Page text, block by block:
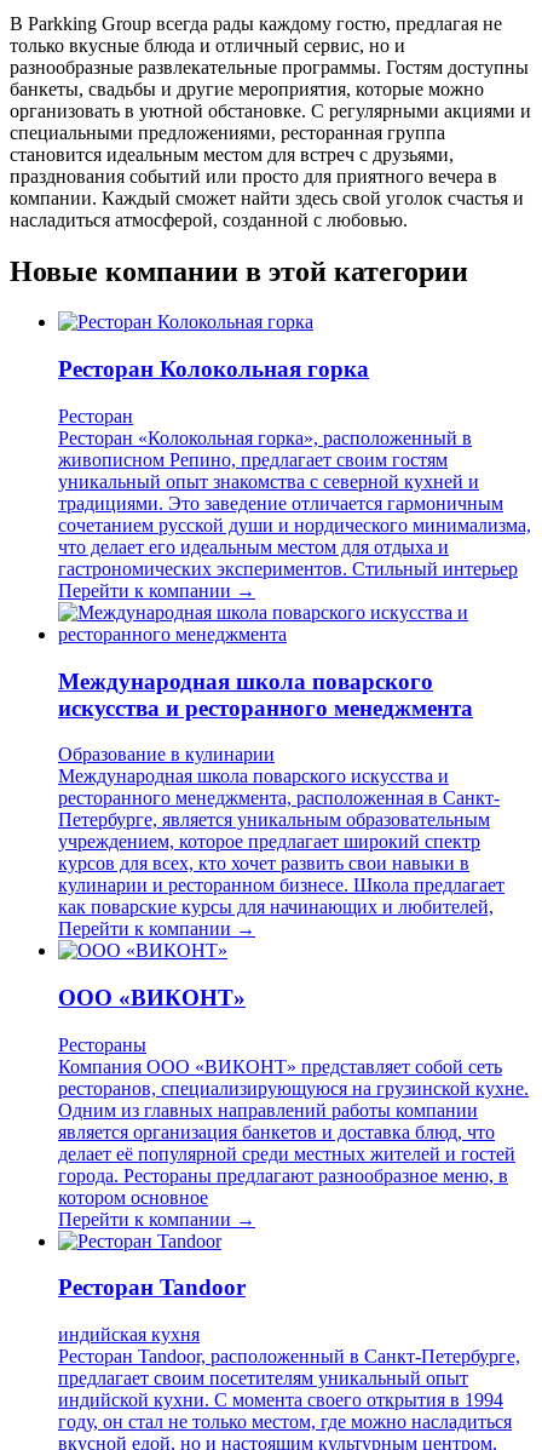
В Parkking Group всегда рады каждому гостю, предлагая не
только вкусные блюда и отличный сервис, но и
разнообразные развлекательные программы. Гостям доступны
банкеты, свадьбы и другие мероприятия, которые можно
организовать в уютной обстановке. С регулярными акциями и
специальными предложениями, ресторанная группа
становится идеальным местом для встреч с друзьями,
празднования событий или просто для приятного вечера в
компании. Каждый сможет найти здесь свой уголок счастья и
насладиться атмосферой, созданной с любовью.
Новые компании в этой категории
Ресторан Колокольная горка
Ресторан
Ресторан «Колокольная горка», расположенный в
живописном Репино, предлагает своим гостям
уникальный опыт знакомства с северной кухней и
традициями. Это заведение отличается гармоничным
сочетанием русской души и нордического минимализма,
что делает его идеальным местом для отдыха и
гастрономических экспериментов. Стильный интерьер
Перейти к компании →
Международная школа поварского
искусства и ресторанного менеджмента
Образование в кулинарии
Международная школа поварского искусства и
ресторанного менеджмента, расположенная в Санкт-
Петербурге, является уникальным образовательным
учреждением, которое предлагает широкий спектр
курсов для всех, кто хочет развить свои навыки в
кулинарии и ресторанном бизнесе. Школа предлагает
как поварские курсы для начинающих и любителей,
Перейти к компании →
ООО «ВИКОНТ»
Рестораны
Компания ООО «ВИКОНТ» представляет собой сеть
ресторанов, специализирующуюся на грузинской кухне.
Одним из главных направлений работы компании
является организация банкетов и доставка блюд, что
делает её популярной среди местных жителей и гостей
города. Рестораны предлагают разнообразное меню, в
котором основное
Перейти к компании →
Ресторан Tandoor
индийская кухня
Ресторан Tandoor, расположенный в Санкт-Петербурге,
предлагает своим посетителям уникальный опыт
индийской кухни. С момента своего открытия в 1994
году, он стал не только местом, где можно насладиться
вкусной едой, но и настоящим культурным центром,